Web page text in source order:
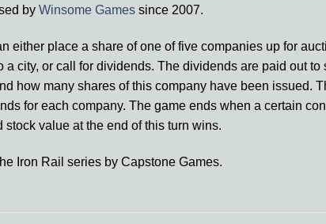
by Winsome Games since 2007.
either place a share of one of five companies up for
a city, or call for dividends. The dividends are paid out
how many shares of this company have been issued.
for each company. The game ends when a certain
value at the end of this turn wins.
Iron Rail series by Capstone Games.